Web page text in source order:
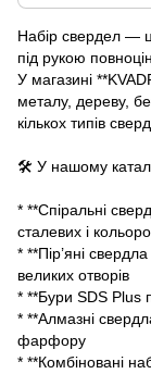
Набір свердел —
під рукою
У магазині
металу, дереву,
кількох типів
🛠 У нашому
* **Спіральні
сталевих і
* **Пір’яні
великих отворів
* **Бури SDS Plus
* **Алмазні
фарфору
* **Комбіновані